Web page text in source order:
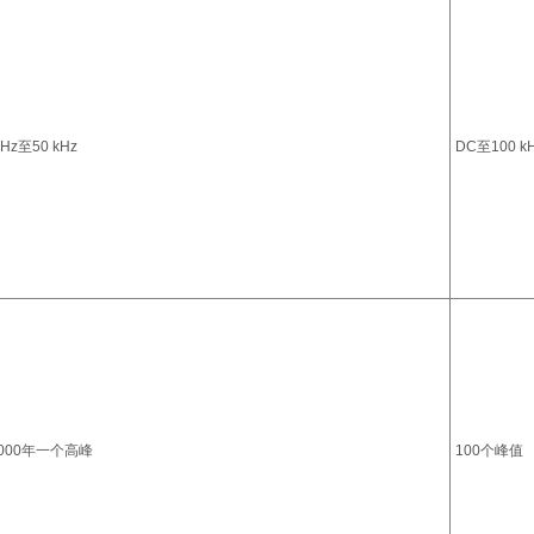
至50 kHz DC至100
年一个高峰 100个峰值